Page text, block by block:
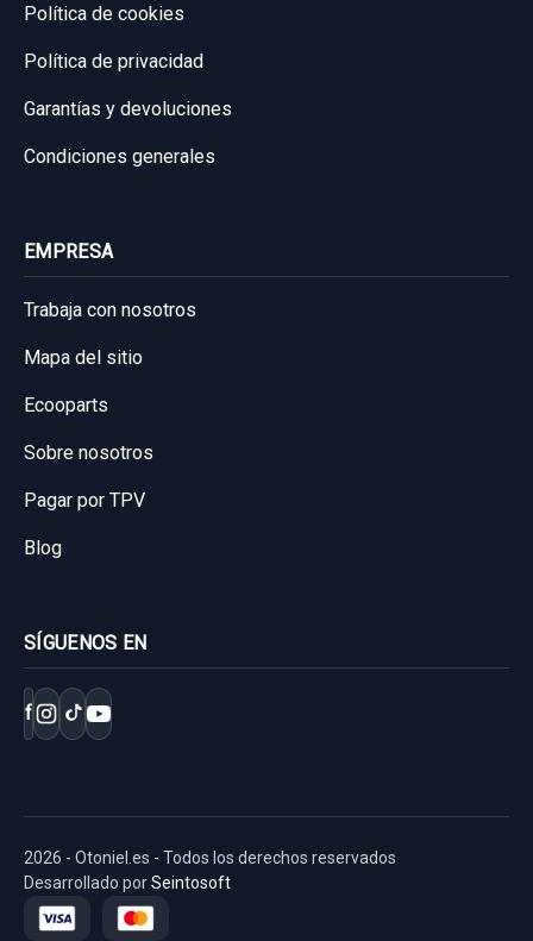
Política de cookies
Política de privacidad
Garantías y devoluciones
Condiciones generales
EMPRESA
Trabaja con nosotros
Mapa del sitio
Ecooparts
Sobre nosotros
Pagar por TPV
Blog
SÍGUENOS EN
f
2026 - Otoniel.es - Todos los derechos reservados
Desarrollado porSeintosoft